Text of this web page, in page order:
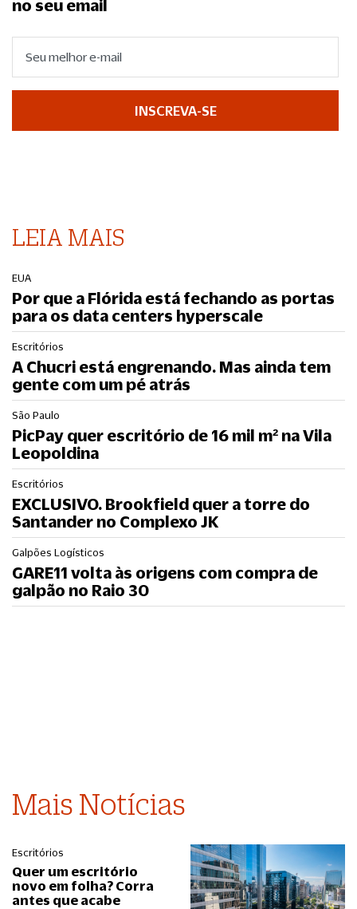
no seu email
INSCREVA-SE
LEIA MAIS
EUA
Por que a Flórida está fechando as portas
para os data centers hyperscale
Escritórios
A Chucri está engrenando. Mas ainda tem
gente com um pé atrás
São Paulo
PicPay quer escritório de 16 mil m² na Vila
Leopoldina
Escritórios
EXCLUSIVO. Brookfield quer a torre do
Santander no Complexo JK
Galpões Logísticos
GARE11 volta às origens com compra de
galpão no Raio 30
Mais Notícias
Escritórios
Quer um escritório
novo em folha? Corra
antes que acabe